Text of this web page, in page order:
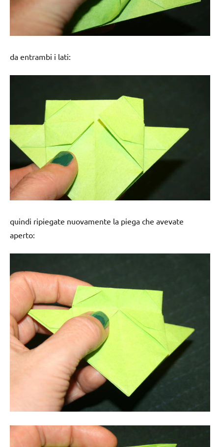
da entrambi i lati:
quindi ripiegate nuovamente la piega che avevate
aperto: